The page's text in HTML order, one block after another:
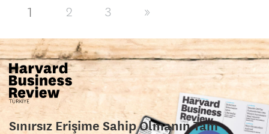
1 2 3 »
Sınırsız Erişime Sahip Olmanın Tam